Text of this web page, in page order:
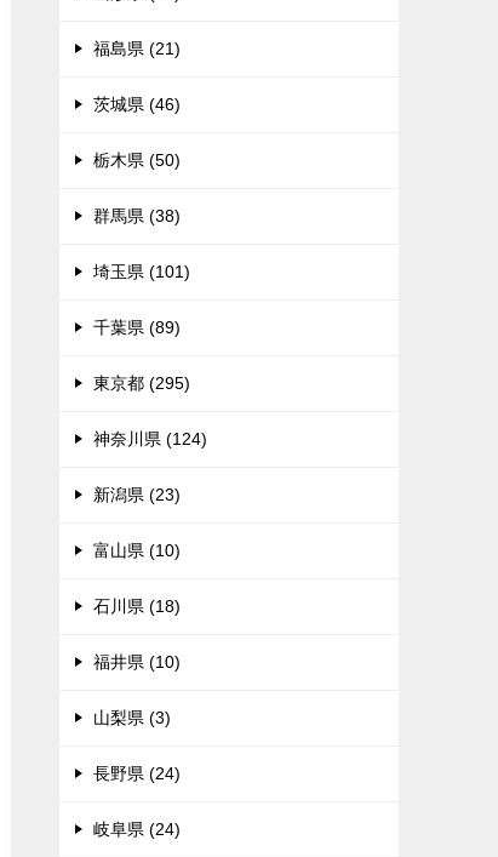
福島県 (21)
茨城県 (46)
栃木県 (50)
群馬県 (38)
埼玉県 (101)
千葉県 (89)
東京都 (295)
神奈川県 (124)
新潟県 (23)
富山県 (10)
石川県 (18)
福井県 (10)
山梨県 (3)
長野県 (24)
岐阜県 (24)